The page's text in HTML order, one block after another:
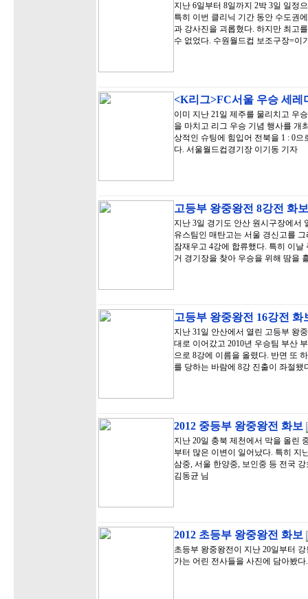
지난 6일부터 8일까지 2박 3일 일정
특히 이번 클리닉 기간 동안 수도권
과 강사진을 괴롭혔다. 하지만 최고
수 없었다. 수원월드컵 보조구장=이
<K리그>FC서울 우승 세레
이미 지난 21일 제주를 물리치고 우
을 마치고 리그 우승 기념 행사를 개
상적인 슈팅에 힘입어 전북을 1 : 0
다. 서울월드컵경기장 이기동 기자
고등부 왕중왕전 8강전 화
지난 3일 경기도 안산 원시구장에서
유스팀인 매탄고는 서울 경신고를
잠재우고 4강에 합류했다. 특히 이
거 경기장을 찾아 우승을 위해 땀을
고등부 왕중왕전 16강전 화
지난 31일 안산에서 열린 고등부 왕
대로 이어갔고 2010년 우승팀 부산
으로 8강에 이름을 올렸다. 반면 또
를 당하는 바람에 8강 진출이 좌절
2012 중등부 왕중왕전 화보
지난 20일 충북 제천에서 막을 올린
부터 많은 이변이 일어났다. 특히 지
삼중, 서울 한양중, 보인중 등 전국
김동균 님
2012 초등부 왕중왕전 화보
초등부 왕중왕전이 지난 20일부터
가는 어린 전사들을 사진에 담아봤